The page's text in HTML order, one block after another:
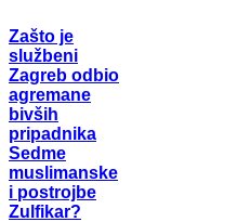
Zašto je
službeni
Zagreb odbio
agremane
bivših
pripadnika
Sedme
muslimanske
i postrojbe
Zulfikar?